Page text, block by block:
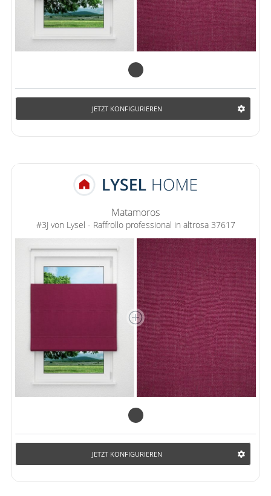
JETZT KONFIGURIEREN
Matamoros
#3J von Lysel - Raffrollo professional in altrosa 37617
JETZT KONFIGURIEREN